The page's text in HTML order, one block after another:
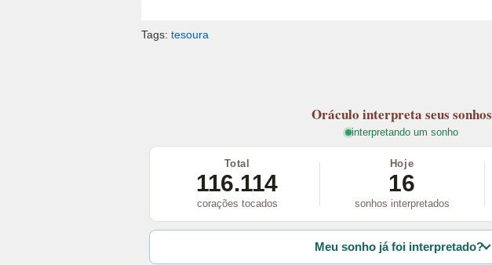
Tags: tesoura
Oráculo interpreta seus sonhos
interpretando um sonho
Total
116.114
corações tocados
Hoje
16
sonhos interpretados
Meu sonho já foi interpretado?